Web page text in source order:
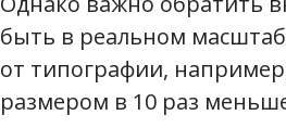
быть в реальном
от типографии,
размером в 10 раз